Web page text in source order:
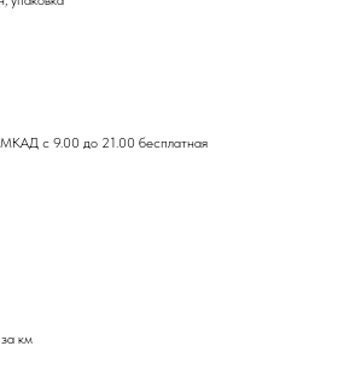
с 9.00 до 21.00 бесплатная
км